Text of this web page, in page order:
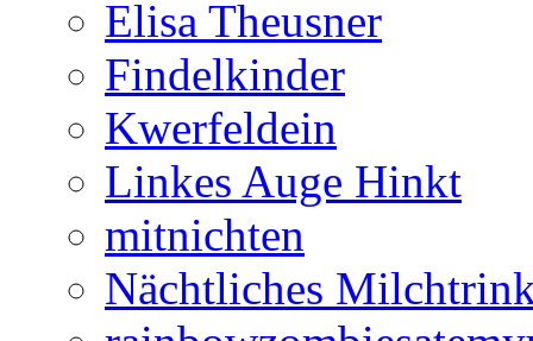
Elisa Theusner
Findelkinder
Kwerfeldein
Linkes Auge Hinkt
mitnichten
Nächtliches